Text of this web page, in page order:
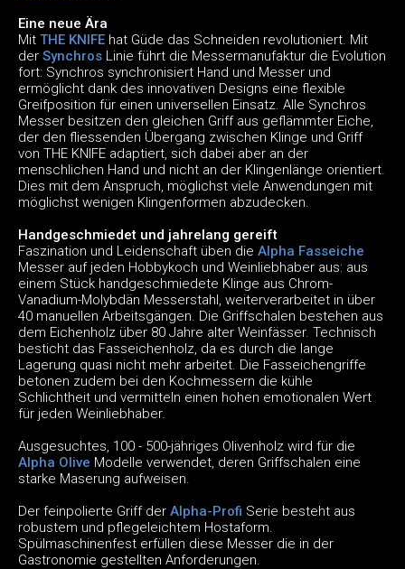
Eine neue Ära
Mit THE KNIFE hat Güde das Schneiden revolutioniert. Mit
der Synchros Linie führt die Messermanufaktur die Evolution
fort: Synchros synchronisiert Hand und Messer und
ermöglicht dank des innovativen Designs eine flexible
Greifposition für einen universellen Einsatz. Alle Synchros
Messer besitzen den gleichen Griff aus geflämmter Eiche,
der den fliessenden Übergang zwischen Klinge und Griff
von THE KNIFE adaptiert, sich dabei aber an der
menschlichen Hand und nicht an der Klingenlänge orientiert.
Dies mit dem Anspruch, möglichst viele Anwendungen mit
möglichst wenigen Klingenformen abzudecken.
Handgeschmiedet und jahrelang gereift
Faszination und Leidenschaft üben die Alpha Fasseiche
Messer auf jeden Hobbykoch und Weinliebhaber aus: aus
einem Stück handgeschmiedete Klinge aus Chrom-
Vanadium-Molybdän Messerstahl, weiterverarbeitet in über
40 manuellen Arbeitsgängen. Die Griffschalen bestehen aus
dem Eichenholz über 80 Jahre alter Weinfässer. Technisch
besticht das Fasseichenholz, da es durch die lange
Lagerung quasi nicht mehr arbeitet. Die Fasseichengriffe
betonen zudem bei den Kochmessern die kühle
Schlichtheit und vermitteln einen hohen emotionalen Wert
für jeden Weinliebhaber.
Ausgesuchtes, 100 - 500-jähriges Olivenholz wird für die
Alpha Olive Modelle verwendet, deren Griffschalen eine
starke Maserung aufweisen.
Der feinpolierte Griff der Alpha-Profi Serie besteht aus
robustem und pflegeleichtem Hostaform.
Spülmaschinenfest erfüllen diese Messer die in der
Gastronomie gestellten Anforderungen.